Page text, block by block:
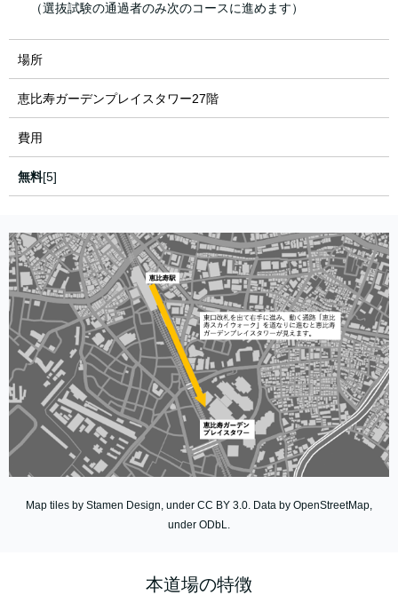
（選抜試験の通過者のみ次のコースに進めます）
場所
恵比寿ガーデンプレイスタワー27階
費用
無料[5]
Map tiles by Stamen Design, under CC BY 3.0. Data by OpenStreetMap,
under ODbL.
本道場の特徴